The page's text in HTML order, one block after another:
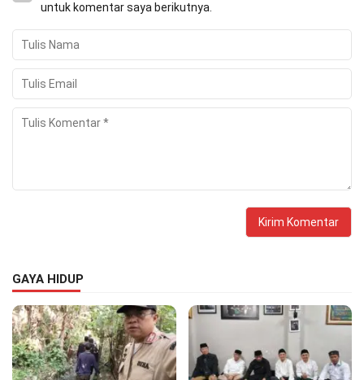
untuk komentar saya berikutnya.
GAYA HIDUP